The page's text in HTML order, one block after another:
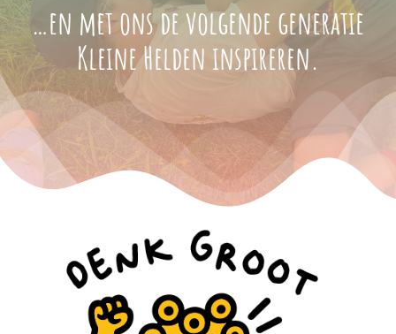
…en met ons de volgende generatie
Kleine Helden inspireren.